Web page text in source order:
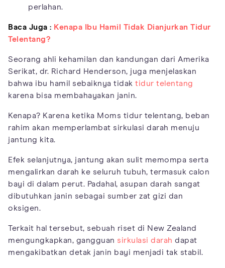
perlahan.
Baca Juga : Kenapa Ibu Hamil Tidak Dianjurkan Tidur
Telentang?
Seorang ahli kehamilan dan kandungan dari Amerika
Serikat, dr. Richard Henderson, juga menjelaskan
bahwa ibu hamil sebaiknya tidak tidur telentang
karena bisa membahayakan janin.
Kenapa? Karena ketika Moms tidur telentang, beban
rahim akan memperlambat sirkulasi darah menuju
jantung kita.
Efek selanjutnya, jantung akan sulit memompa serta
mengalirkan darah ke seluruh tubuh, termasuk calon
bayi di dalam perut. Padahal, asupan darah sangat
dibutuhkan janin sebagai sumber zat gizi dan
oksigen.
Terkait hal tersebut, sebuah riset di New Zealand
mengungkapkan, gangguan sirkulasi darah dapat
mengakibatkan detak janin bayi menjadi tak stabil.